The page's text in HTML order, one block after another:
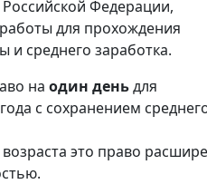
Российской Федерации,
для прохождения
и среднего заработка.
на один деньдля
с сохранением
это право